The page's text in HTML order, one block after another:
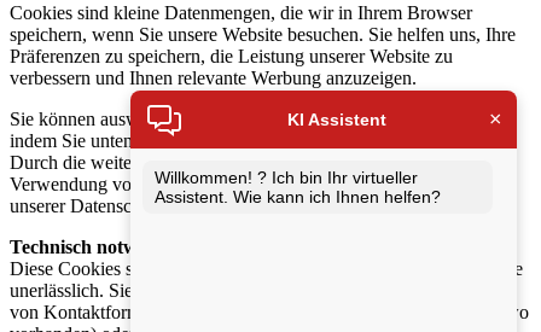
Cookies sind kleine Datenmengen, die wir in Ihrem Browser
speichern, wenn Sie unsere Website besuchen. Sie helfen uns, Ihre
Präferenzen zu speichern, die Leistung unserer Website zu
verbessern und Ihnen relevante Werbung anzuzeigen.
Sie können auswählen, welche Cookies Sie akzeptieren möchten,
indem Sie unten auf die Schaltfläche „Auswahl anpassen“ klicken.
Durch die weitere Nutzung unserer Website stimmen Sie der
Verwendung von Cookies zu. Weitere Informationen finden Sie in
unserer Datenschutzerklärung.
Technisch notwendige Cookies
Diese Cookies sind für die Funktion unserer Website und Angebote
unerlässlich. Sie ermöglichen beispielsweise die sichere Nutzung
von Kontaktformularen, die Anmeldung in Ihrem Kundenkonto (wo
KI Assistent ×
Willkommen! ? Ich bin Ihr virtueller
Assistent. Wie kann ich Ihnen helfen?